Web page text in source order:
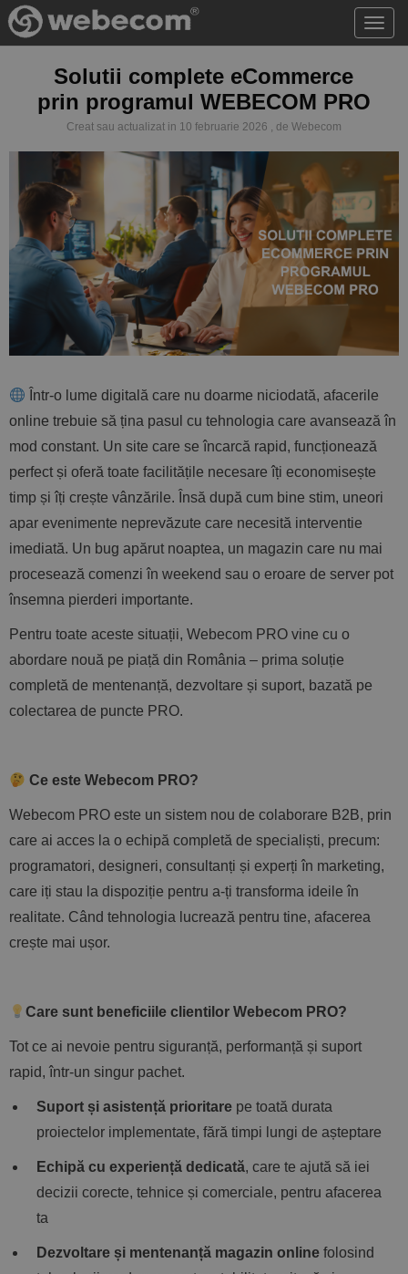
meniu
Solutii complete eCommerce
prin programul WEBECOM PRO
Creat sau actualizat in 10 februarie 2026 , de Webecom
Într-o lume digitală care nu doarme niciodată, afacerile
online trebuie să țina pasul cu tehnologia care avansează în
mod constant. Un site care se încarcă rapid, funcționează
perfect și oferă toate facilitățile necesare îți economisește
timp și îți crește vânzările. Însă după cum bine stim, uneori
apar evenimente neprevăzute care necesită interventie
imediată. Un bug apărut noaptea, un magazin care nu mai
procesează comenzi în weekend sau o eroare de server pot
însemna pierderi importante.
Pentru toate aceste situații, Webecom PRO vine cu o
abordare nouă pe piață din România – prima soluție
completă de mentenanță, dezvoltare și suport, bazată pe
colectarea de puncte PRO.
Ce este Webecom PRO?
Webecom PRO este un sistem nou de colaborare B2B, prin
care ai acces la o echipă completă de specialiști, precum:
programatori, designeri, consultanți și experți în marketing,
care iți stau la dispoziție pentru a-ți transforma ideile în
realitate. Când tehnologia lucrează pentru tine, afacerea
crește mai ușor.
Care sunt beneficiile clientilor Webecom PRO?
Tot ce ai nevoie pentru siguranță, performanță și suport
rapid, într-un singur pachet.
Suport și asistență prioritare pe toată durata
proiectelor implementate, fără timpi lungi de așteptare
Echipă cu experiență dedicată, care te ajută să iei
decizii corecte, tehnice și comerciale, pentru afacerea
ta
Dezvoltare și mentenanță magazin online folosind